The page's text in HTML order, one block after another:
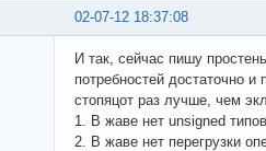
02-07-12 18:37:08
И так, сейчас пишу
потребностей достаточно и
стопяцот раз лучше, чем
1. В жаве нет unsigned
2. В жаве нет перегрузки